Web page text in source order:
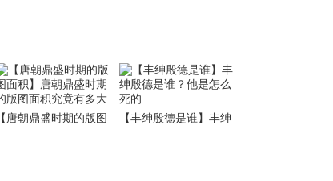
【唐朝鼎盛时期的版图
【丰绅殷德是谁】丰绅